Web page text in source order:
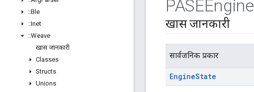
::Ble
::Inet
::Weave
खास जानकारी
Classes
Structs
Unions
PASEEngine
खास जानकारी
सार्वजनिक प्रकार
EngineState